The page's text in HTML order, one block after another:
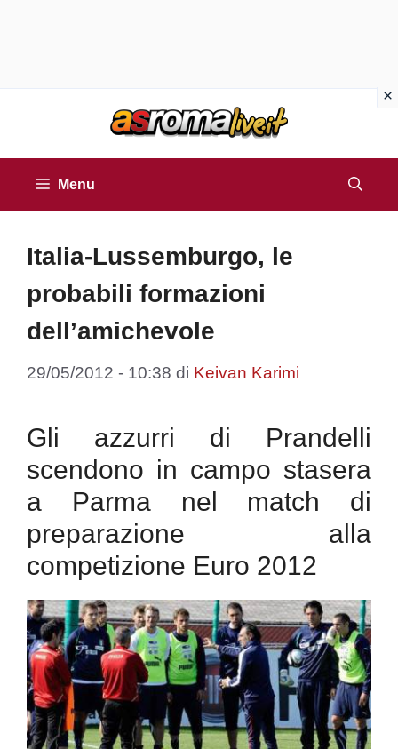
Menu
Italia-Lussemburgo, le
probabili formazioni
dell’amichevole
29/05/2012 - 10:38 di Keivan Karimi
Gli azzurri di Prandelli
scendono in campo stasera
a Parma nel match di
preparazione alla
competizione Euro 2012